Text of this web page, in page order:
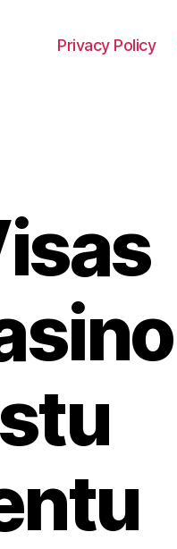
Privacy Policy